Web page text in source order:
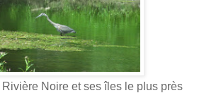
Noire et ses îles le plus près